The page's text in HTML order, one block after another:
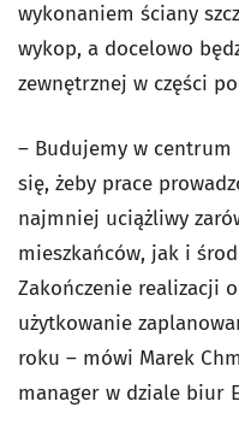
wykonaniem ściany
wykop, a docelowo
zewnętrznej w części
– Budujemy w
się, żeby prace
najmniej uciążliwy
mieszkańców, jak i
Zakończenie realizacji
użytkowanie
roku – mówi Marek
manager w dziale biur